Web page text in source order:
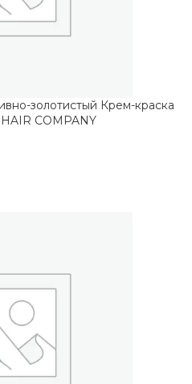
золотистый Крем-краска
COMPANY